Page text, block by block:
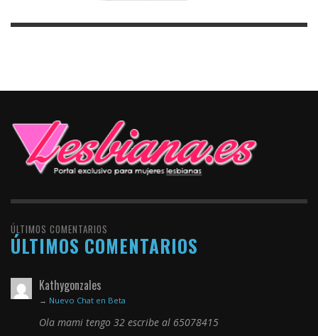
ÚLTIMOS COMENTARIOS
ÚLTIMOS COMENTARIOS
Kathygonzales
→ Nuevo Chat en Beta
Ola mami tengo 32 escribe al 65078415